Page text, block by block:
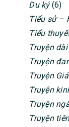
Du ký(6)
Tiểu sử –
Tiểu
Truyện dài
Truyện
Truyện
Truyện
Truyện
Truyện